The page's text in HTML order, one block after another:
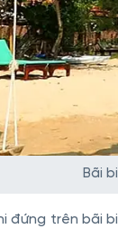
Bãi
đứng trên bãi